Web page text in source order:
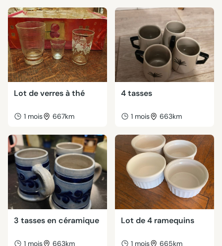
Lot de verres à thé
1 mois 667km
4 tasses
1 mois 663km
3 tasses en céramique
1 mois 663km
Lot de 4 ramequins
1 mois 665km